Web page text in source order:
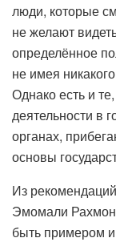
люди, которые
не желают
определённое
не имея
Однако есть и
деятельности в
органах,
основы
Из
Эмомали
быть примером и